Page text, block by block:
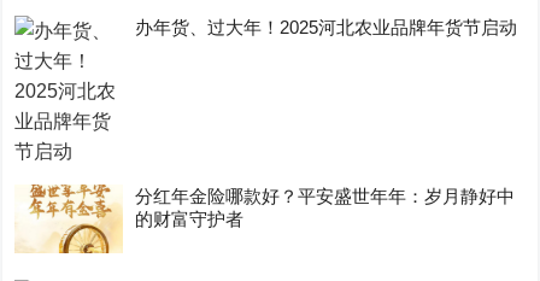
办年货、过大年！2025河北农业品牌年货节启动
分红年金险哪款好？平安盛世年年：岁月静好中
的财富守护者